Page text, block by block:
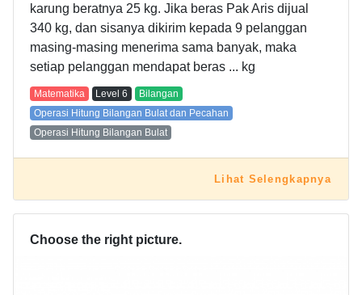
karung beratnya 25 kg. Jika beras Pak Aris dijual
340 kg, dan sisanya dikirim kepada 9 pelanggan
masing-masing menerima sama banyak, maka
setiap pelanggan mendapat beras ... kg
Matematika Level 6
Bilangan
Operasi Hitung Bilangan Bulat dan Pecahan
Operasi Hitung Bilangan Bulat
Lihat Selengkapnya
Choose the right picture.